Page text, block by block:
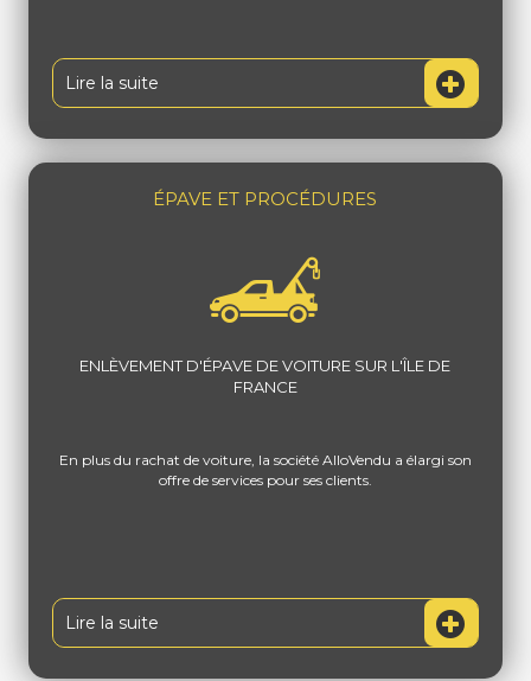
Lire la suite
ÉPAVE ET PROCÉDURES
ENLÈVEMENT D'ÉPAVE DE VOITURE SUR L'ÎLE DE
FRANCE
En plus du rachat de voiture, la société AlloVendu a élargi son
offre de services pour ses clients.
Lire la suite